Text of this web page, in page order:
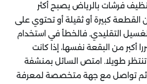
فرشات بالرياض يصبح أكثر
القطعة كبيرة أو ثقيلة أو تحتوي على
التقليدي. فالخطأ في استخدام
أكبر من البقعة نفسها، إذا كانت
تنتظر طويلا. امتص السائل بمنشفة
ثم تواصل مع جهة متخصصة لمعرفة